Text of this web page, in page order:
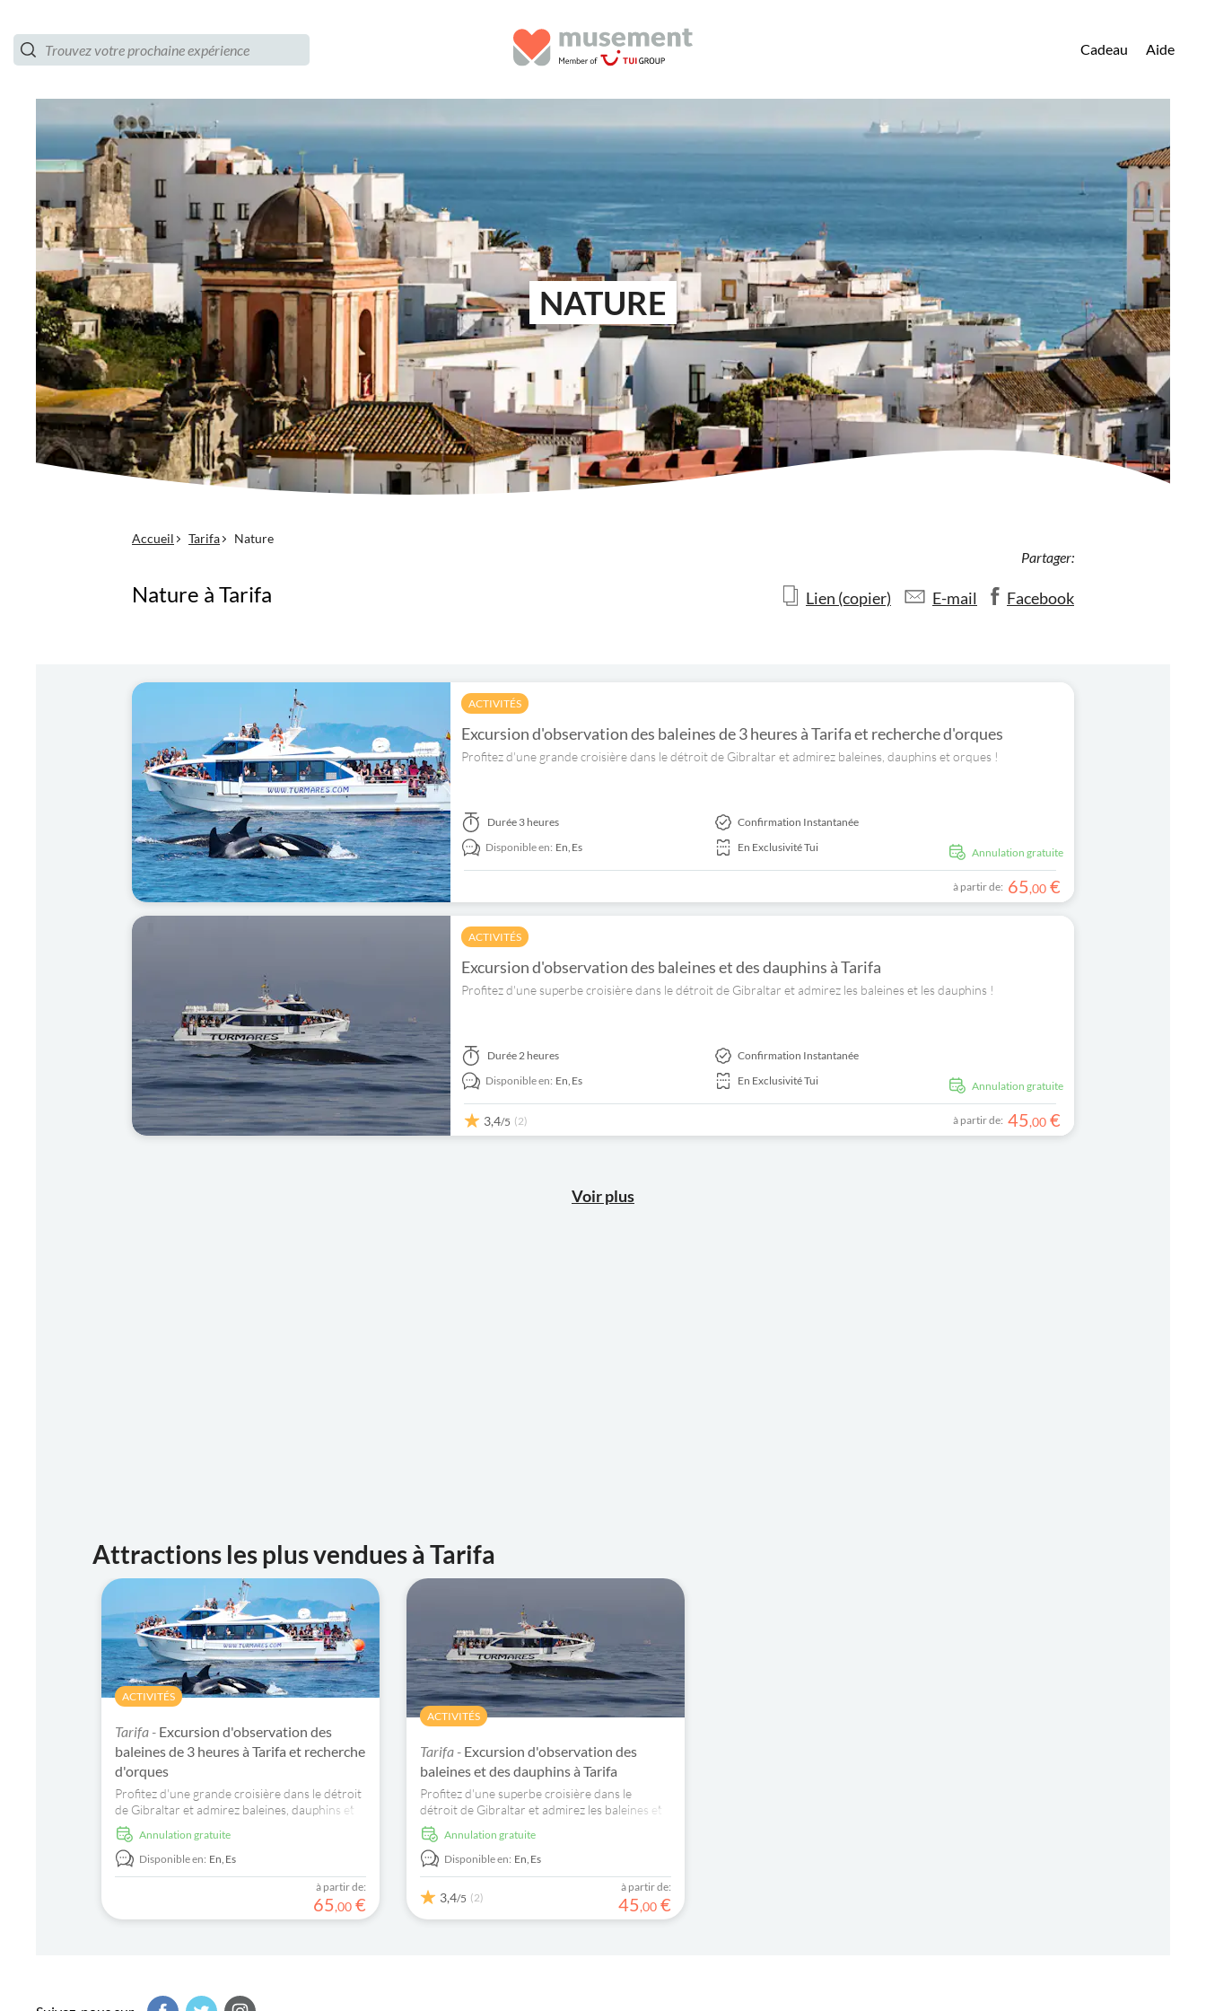
Cadeau Aide
NATURE
Accueil Tarifa Nature
Nature à Tarifa
Partager:
Lien (copier) E-mail Facebook
ACTIVITÉS
Excursion d'observation des baleines de 3 heures à Tarifa et recherche d'orques
Profitez d'une grande croisière dans le détroit de Gibraltar et admirez baleines, dauphins et orques !
Annulation gratuite
Durée 3 heures
Disponible en: En, Es
Confirmation Instantanée
En Exclusivité Tui
à partir de: 65,00 €
ACTIVITÉS
Excursion d'observation des baleines et des dauphins à Tarifa
Profitez d'une superbe croisière dans le détroit de Gibraltar et admirez les baleines et les dauphins !
Annulation gratuite
Durée2 heures
Disponible en: En, Es
Confirmation Instantanée
En Exclusivité Tui
3,4/5 (2) à partir de: 45,00 €
Voir plus
Attractions les plus vendues à Tarifa
ACTIVITÉS
Tarifa - Excursion d'observation des
baleines de 3 heures à Tarifa et recherche
d'orques
Profitez d'une grande croisière dans le détroit
de Gibraltar et admirez baleines, dauphins et
orques !
Annulation gratuite
Disponible en: En,Es
à partir de:
65,00 €
ACTIVITÉS
Tarifa - Excursion d'observation des
baleines et des dauphins à Tarifa
Profitez d'une superbe croisière dans le
détroit de Gibraltar et admirez les baleines et
les dauphins !
Annulation gratuite
Disponible en: En,Es
3,4/5 (2)
à partir de:
45,00 €